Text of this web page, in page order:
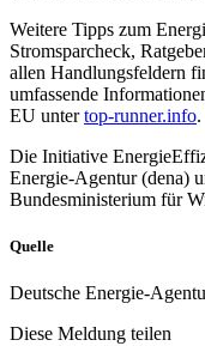
Weitere Tipps zum
Stromsparcheck,
allen Handlungsfeldern
umfassende
EU untertop-runner.info.
Die Initiative
Energie-Agentur (dena)
Bundesministerium für
Quelle
Deutsche Energie-
Diese Meldung teilen